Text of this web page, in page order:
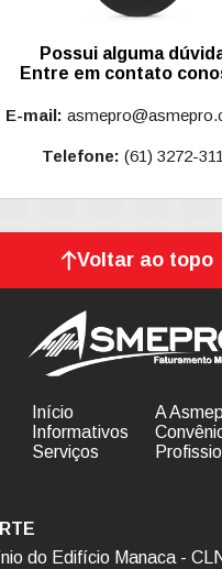
Possui alguma
Entre em contato
E-mail:
Telefone: (61) 3272-
Voltar ao topo
Início
Informativos
Serviços
A
do Edifício Manaca -